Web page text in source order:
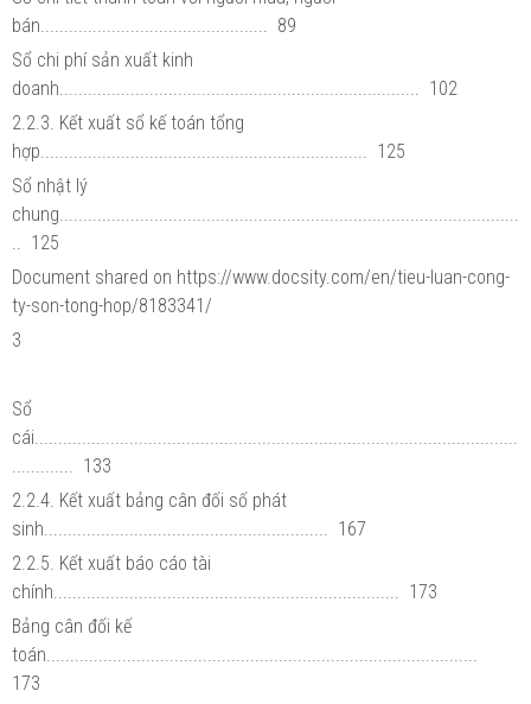
bán................................................ 89
Sổ chi phí sản xuất kinh
doanh............................................................................ 102
2.2.3. Kết xuất sổ kế toán tổng
hợp..................................................................... 125
Sổ nhật lý
chung.................................................................................................
.. 125
Document shared on https://www.docsity.com/en/tieu-luan-cong-
ty-son-tong-hop/8183341/
3
Sổ
cái......................................................................................................
............. 133
2.2.4. Kết xuất bảng cân đối số phát
sinh............................................................ 167
2.2.5. Kết xuất báo cáo tài
chính......................................................................... 173
Bảng cân đối kế
toán...........................................................................................
173